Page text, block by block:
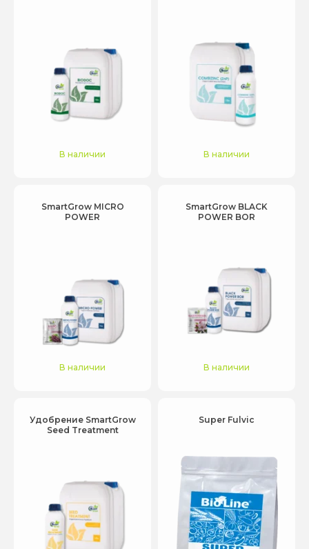
В наличии В наличии
SmartGrow MICRO
POWER
В наличии
SmartGrow BLACK
POWER BOR
В наличии
Удобрение SmartGrow
Seed Treatment
Super Fulvic